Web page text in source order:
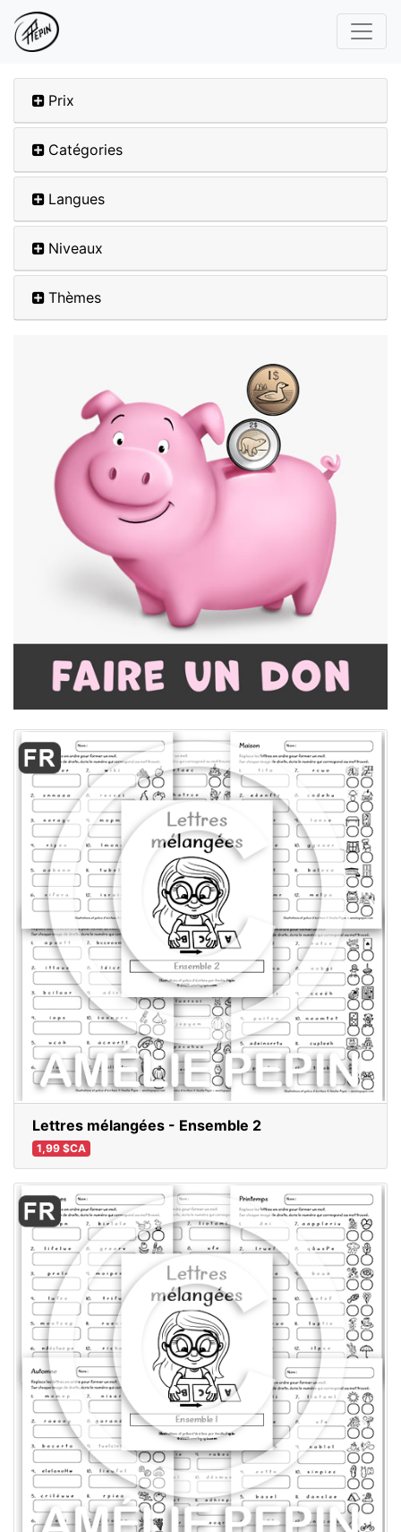
Prix
Catégories
Langues
Niveaux
Thèmes
Lettres mélangées - Ensemble 2
1,99 $CA